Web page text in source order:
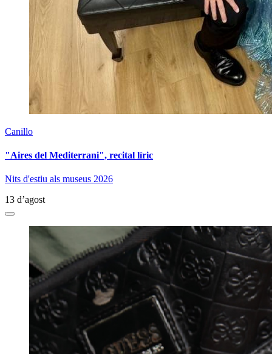
Canillo
"Aires del Mediterrani", recital líric
Nits d'estiu als museus 2026
13 d’agost